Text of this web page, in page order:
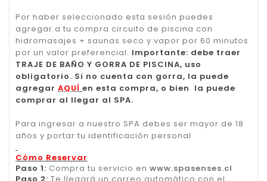
Por haber seleccionado esta sesión puedes
agregar a tu compra circuito de piscina con
hidromasajes + saunas seco y vapor por 60 minutos
por un valor preferencial. Importante: debe traer
TRAJE DE BAÑO Y GORRA DE PISCINA, uso
obligatorio. Si no cuenta con gorra, la puede
agregar AQUÍ en esta compra, o bien la puede
comprar al llegar al SPA.
Para ingresar a nuestro SPA debes ser mayor de 18
años y portar tu identificación personal
Cómo Reservar
Paso 1: Compra tu servicio en www.spasenses.cl